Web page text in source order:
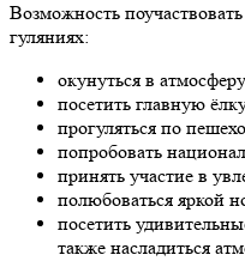
Возможность
гуляниях:
окунуться в
посетить главную
прогуляться по
попробовать
принять участие в
полюбоваться яркой
посетить
также насладиться